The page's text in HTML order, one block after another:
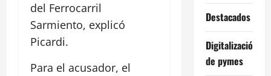
del Ferrocarril
Sarmiento, explicó
Picardi.
Para el acusador, el
Destacados
Digitalización
de pymes